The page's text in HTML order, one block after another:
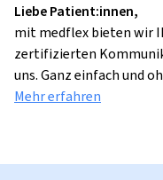
Liebe Patient:innen,
mit medflex bieten wir
zertifizierten
uns. Ganz einfach und
Mehr erfahren